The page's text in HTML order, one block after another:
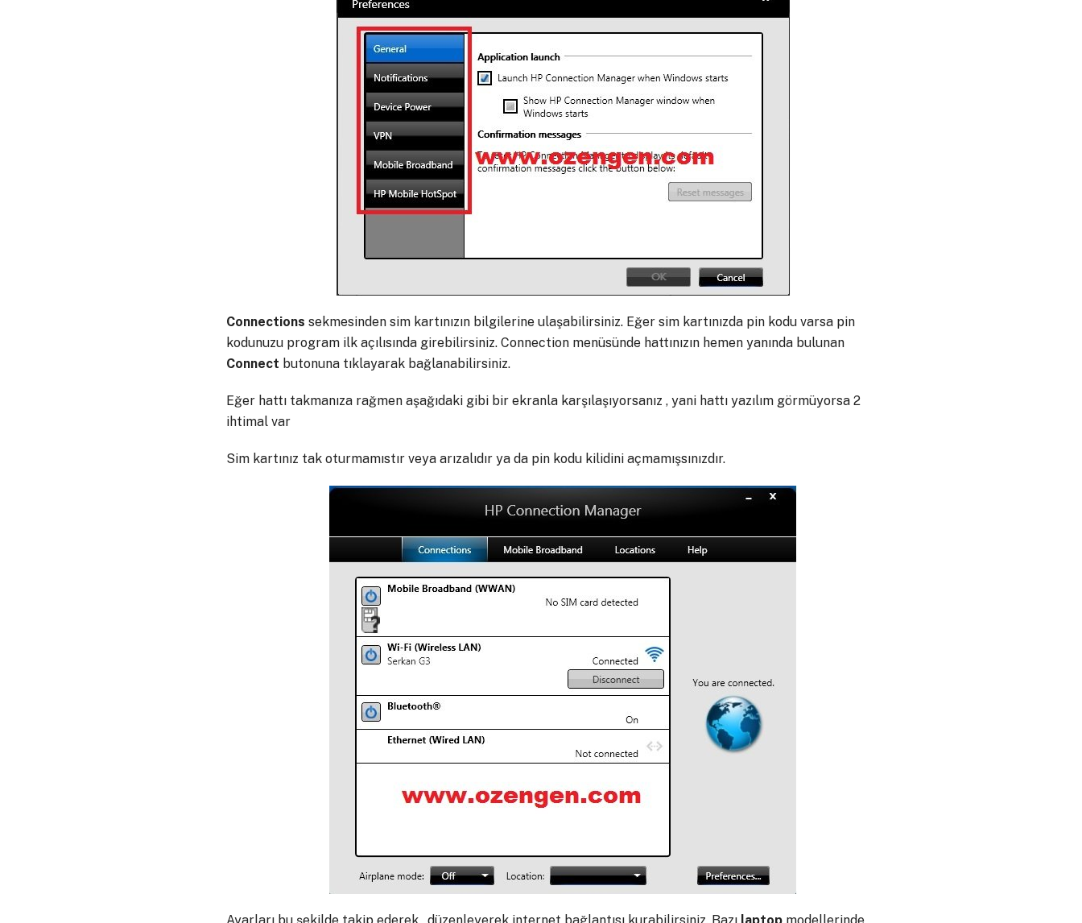
Connections sekmesinden sim kartınızın bilgilerine ulaşabilirsiniz. Eğer sim kartınızda pin kodu varsa pin
kodunuzu program ilk açılısında girebilirsiniz. Connection menüsünde hattınızın hemen yanında bulunan
Connect butonuna tıklayarak bağlanabilirsiniz.
Eğer hattı takmanıza rağmen aşağıdaki gibi bir ekranla karşılaşıyorsanız , yani hattı yazılım görmüyorsa 2
ihtimal var
Sim kartınız tak oturmamıstır veya arızalıdır ya da pin kodu kilidini açmamışsınızdır.